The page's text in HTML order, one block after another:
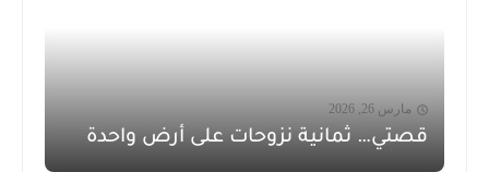
مارس 26, 2026
قصتي… ثمانية نزوحات على أرض واحدة